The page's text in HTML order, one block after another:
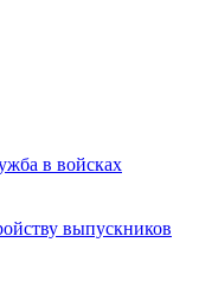
в войсках
выпускников